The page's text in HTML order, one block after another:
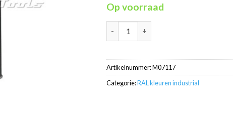
Op voorraad
Artikelnummer:M07117
Categorie:RAL kleuren industrial